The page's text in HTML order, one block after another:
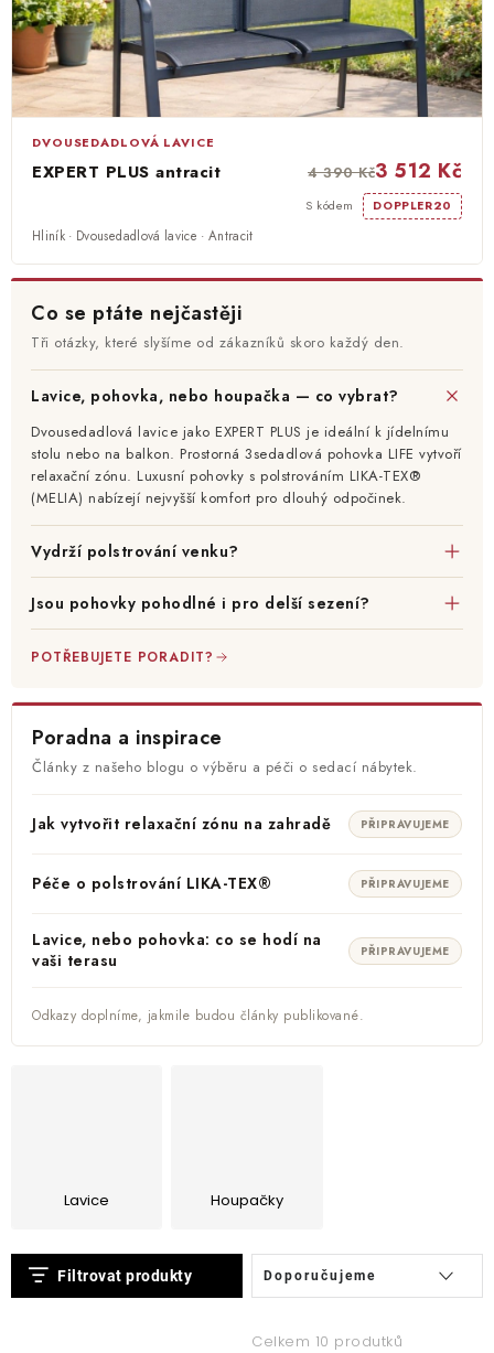
Co se ptáte nejčastěji
Tři otázky, které slyšíme od zákazníků skoro každý den.
Lavice, pohovka, nebo houpačka — co vybrat?
Dvousedadlová lavice jako EXPERT PLUS je ideální k jídelnímu
stolu nebo na balkon. Prostorná 3sedadlová pohovka LIFE vytvoří
relaxační zónu. Luxusní pohovky s polstrováním LIKA-TEX®
(MELIA) nabízejí nejvyšší komfort pro dlouhý odpočinek.
Vydrží polstrování venku?
Jsou pohovky pohodlné i pro delší sezení?
POTŘEBUJETE PORADIT?
DVOUSEDADLOVÁ LAVICE
EXPERT PLUS antracit 4 390 Kč3 512 Kč
S kódem DOPPLER20
Hliník · Dvousedadlová lavice · Antracit
Poradna a inspirace
Články z našeho blogu o výběru a péči o sedací nábytek.
Jak vytvořit relaxační zónu na zahradě PŘIPRAVUJEME
Péče o polstrování LIKA-TEX® PŘIPRAVUJEME
Lavice, nebo pohovka: co se hodí na
vaši terasu
PŘIPRAVUJEME
Odkazy doplníme, jakmile budou články publikované.
Lavice Houpačky
Filtrovat produkty
V
ý
Celkem 10 produtků
Ř
a
z
Doporučujeme